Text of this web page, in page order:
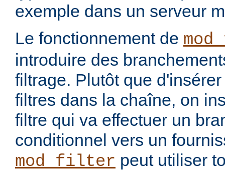
exemple dans un serveur
Le fonctionnement de
introduire des
filtrage. Plutôt que
filtres dans la chaîne, on
filtre qui va effectuer un
conditionnel vers un
mod_filter peut utiliser